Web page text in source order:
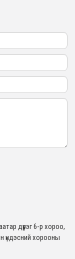
дүүрэг 6-р хороо,
үндэсний хорооны